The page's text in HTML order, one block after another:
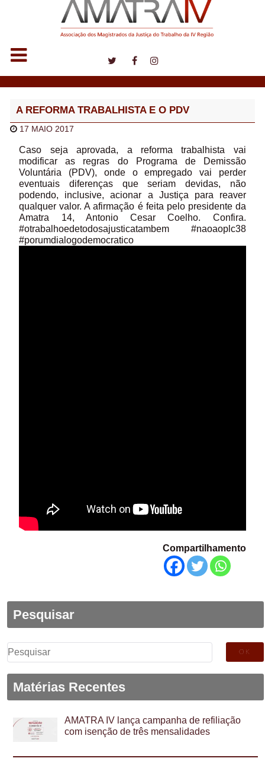
A REFORMA TRABALHISTA E O PDV
17 MAIO 2017
Caso seja aprovada, a reforma trabalhista vai
modificar as regras do Programa de Demissão
Voluntária (PDV), onde o empregado vai perder
eventuais diferenças que seriam devidas, não
podendo, inclusive, acionar a Justiça para reaver
qualquer valor. A afirmação é feita pelo presidente da
Amatra 14, Antonio Cesar Coelho. Confira.
#otrabalhoedetodosajusticatambem #naoaoplc38
#porumdialogodemocratico
Compartilhamento
Pesquisar
Pesquisar
por:
Matérias Recentes
AMATRA IV lança campanha de refiliação
com isenção de três mensalidades